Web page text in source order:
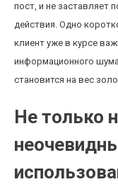
пост, и не заставляет
действия. Одно
клиент уже в курсе
информационного
становится на вес
Не только